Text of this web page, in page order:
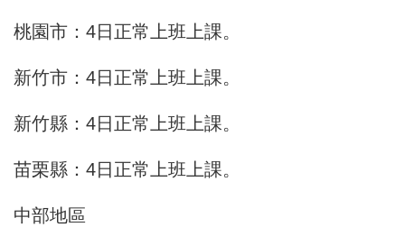
桃園市：4日正常上班上課。
新竹市：4日正常上班上課。
新竹縣：4日正常上班上課。
苗栗縣：4日正常上班上課。
中部地區